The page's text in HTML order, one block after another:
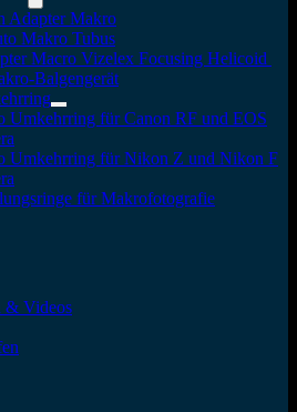
Adapter Makro
Makro Tubus
Macro Vizelex Focusing Helicoid
Balgengerät
Umkehrring für Canon RF und EOS
Umkehrring für Nikon Z und Nikon F
für Makrofotografie
& Videos